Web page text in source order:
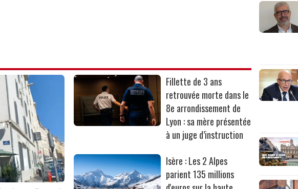
Fillette de 3 ans
retrouvée morte dans le
8e arrondissement de
Lyon : sa mère présentée
à un juge d’instruction
Isère : Les 2 Alpes
parient 135 millions